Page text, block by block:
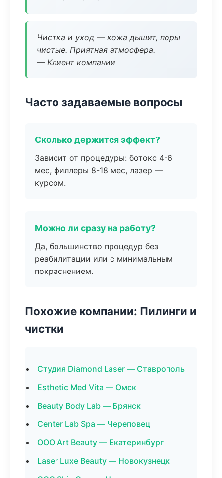
Чистка и уход — кожа дышит, поры
чистые. Приятная атмосфера.
— Клиент компании
Часто задаваемые вопросы
Сколько держится эффект?
Зависит от процедуры: ботокс 4-6
мес, филлеры 8-18 мес, лазер —
курсом.
Можно ли сразу на работу?
Да, большинство процедур без
реабилитации или с минимальным
покраснением.
Похожие компании: Пилинги и
чистки
Студия Diamond Laser — Ставрополь
Esthetic Med Vita — Омск
Beauty Body Lab — Брянск
Center Lab Spa — Череповец
ООО Art Beauty — Екатеринбург
Laser Luxe Beauty — Новокузнецк